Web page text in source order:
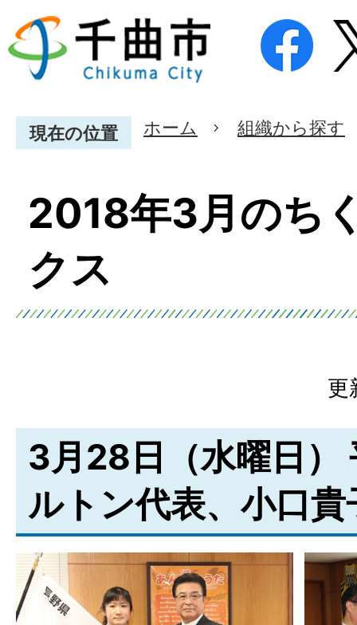
現在の位置 ホーム 組織から探す
2018年3月のち
クス
更
3月28日（水曜日）
ルトン代表、小口